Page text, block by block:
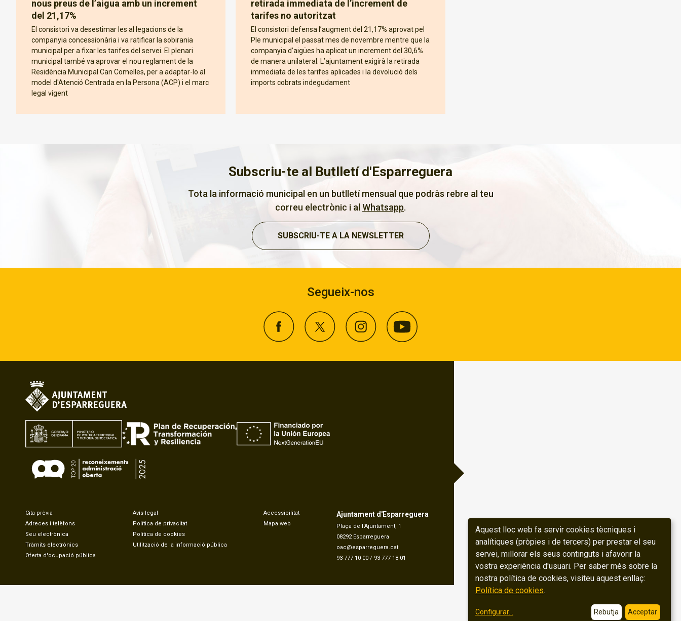
nous preus de l’aigua amb un increment
del 21,17%
El consistori va desestimar les al·legacions de la
companyia concessionària i va ratificar la sobirania
municipal per a fixar les tarifes del servei. El plenari
municipal també va aprovar el nou reglament de la
Residència Municipal Can Comelles, per a adaptar-lo al
model d'Atenció Centrada en la Persona (ACP) i el marc
legal vigent
retirada immediata de l’increment de
tarifes no autoritzat
El consistori defensa l’augment del 21,17% aprovat pel
Ple municipal el passat mes de novembre mentre que la
companyia d’aigües ha aplicat un increment del 30,6%
de manera unilateral. L’ajuntament exigirà la retirada
immediata de les tarifes aplicades i la devolució dels
imports cobrats indegudament
Subscriu-te al Butlletí d'Esparreguera
Tota la informació municipal en un butlletí mensual que podràs rebre al teu
correu electrònic i al Whatsapp.
SUBSCRIU-TE A LA NEWSLETTER
Segueix-nos
Cita prèvia
Adreces i telèfons
Seu electrònica
Tràmits electrònics
Oferta d'ocupació pública
Avís legal
Política de privacitat
Política de cookies
Utilització de la informació pública
Accessibilitat
Mapa web
Ajuntament d'Esparreguera
Plaça de l'Ajuntament, 1
08292 Esparreguera
oac@esparreguera.cat
93 777 10 00/ 93 777 18 01
Aquest lloc web fa servir cookies tècniques i
analítiques (pròpies i de tercers) per prestar el seu
servei, millorar els seus continguts i afavorir la
vostra experiència d'usuari. Per saber més sobre la
nostra política de cookies, visiteu aquest enllaç:
Política de cookies.
Configurar... Rebutja Acceptar